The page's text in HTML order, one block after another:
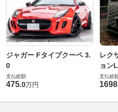
ジャガー Fタイプクーペ 3.
0
支払総額
475.0万円
レク
ョン
支払総
1698